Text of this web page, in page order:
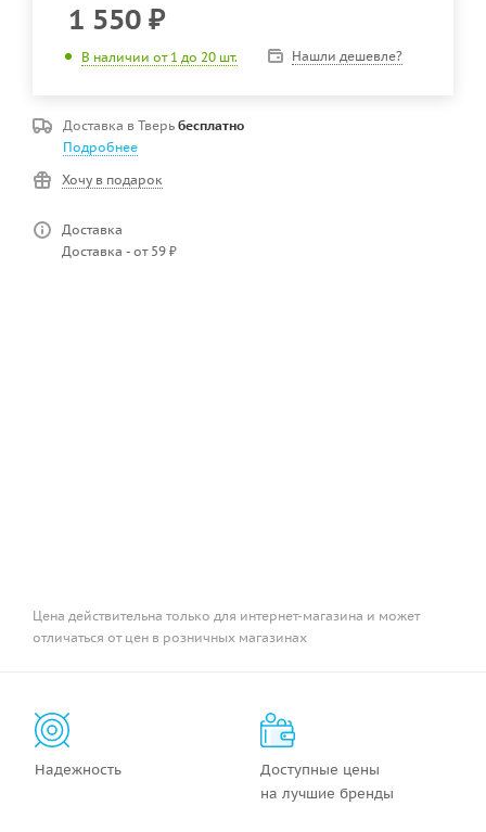
1 550 ₽
В наличии от 1 до 20 шт. Нашли дешевле?
Доставка в Тверь бесплатно
Подробнее
Хочу в подарок
Доставка
Доставка - от 59 ₽
Цена действительна только для интернет-магазина и может
отличаться от цен в розничных магазинах
Надежность
Доступные цены
на лучшие бренды